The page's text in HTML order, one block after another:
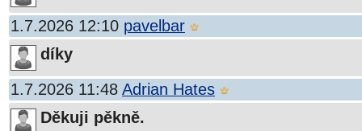
1.7.2026 12:10 pavelbar
díky
1.7.2026 11:48 Adrian Hates
Děkuji pěkně.